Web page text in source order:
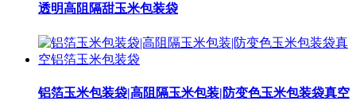
透明高阻隔甜玉米包装袋
铝箔玉米包装袋|高阻隔玉米包装|防变色玉米包装袋真空